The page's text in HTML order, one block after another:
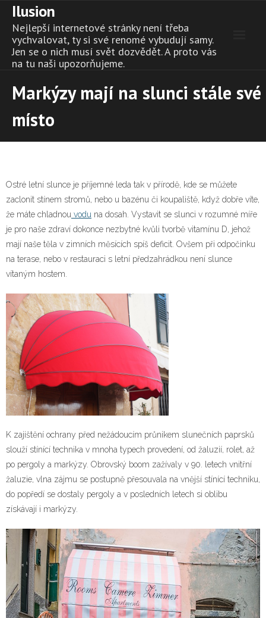
Skip
content
Ilusion
Nejlepší internetové stránky není třeba
vychvalovat, ty si své renomé vybudují samy.
Jen se o nich musí svět dozvědět. A proto vás
na tu naši upozorňujeme.
Markýzy mají na slunci stále své
místo
Ostré letní slunce je příjemné leda tak v přírodě, kde se můžete
zaclonit stínem stromů, nebo u bazénu či koupaliště, když dobře víte,
že máte chladnou vodu na dosah. Vystavit se slunci v rozumné míře
je pro naše zdraví dokonce nezbytné kvůli tvorbě vitamínu D, jehož
mají naše těla v zimních měsících spíš deficit. Ovšem při odpočinku
na terase, nebo v restauraci s letní předzahrádkou není slunce
vítaným hostem.
K zajištění ochrany před nežádoucím průnikem slunečních paprsků
slouží stínící technika v mnoha typech provedení, od žaluzií, rolet, až
po pergoly a markýzy. Obrovský boom zažívaly v 90. letech vnitřní
žaluzie, vlna zájmu se postupně přesouvala na vnější stínící techniku,
do popředí se dostaly pergoly a v posledních letech si oblibu
získávají i markýzy.